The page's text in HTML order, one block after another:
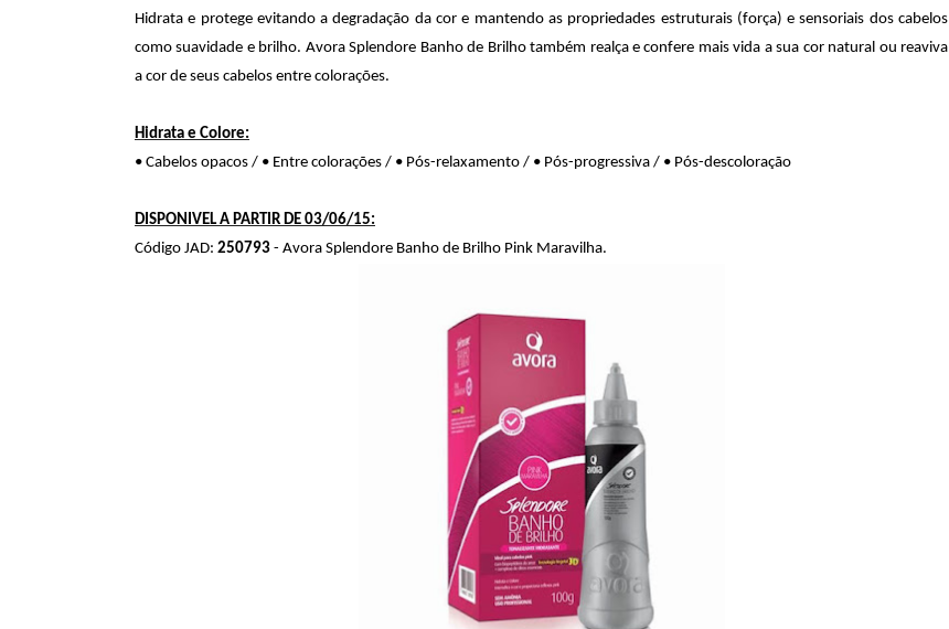
Hidrata e protege evitando a degradação da cor e mantendo as propriedades estruturais (força) e sensoriais dos cabelos
como suavidade e brilho. Avora Splendore Banho de Brilho também realça e confere mais vida a sua cor natural ou reaviva
a cor de seus cabelos entre colorações.
Hidrata e Colore:
• Cabelos opacos / • Entre colorações / • Pós-relaxamento / • Pós-progressiva / • Pós-descoloração
DISPONIVEL A PARTIR DE 03/06/15:
Código JAD: 250793 - Avora Splendore Banho de Brilho Pink Maravilha.